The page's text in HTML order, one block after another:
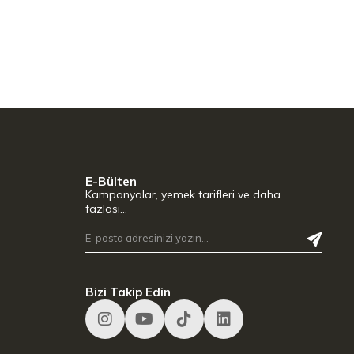
E-Bülten
Kampanyalar, yemek tarifleri ve daha
fazlası…
Bizi Takip Edin